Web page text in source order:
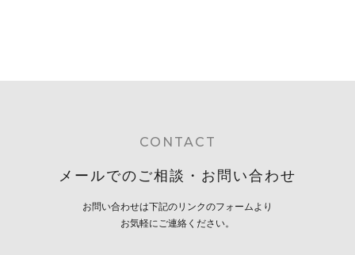
CONTACT
メールでのご相談・お問い合わせ
お問い合わせは下記のリンクのフォームより
お気軽にご連絡ください。